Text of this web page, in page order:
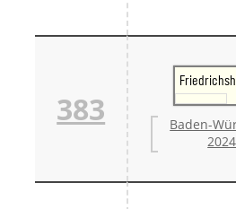
383
Baden-
2024